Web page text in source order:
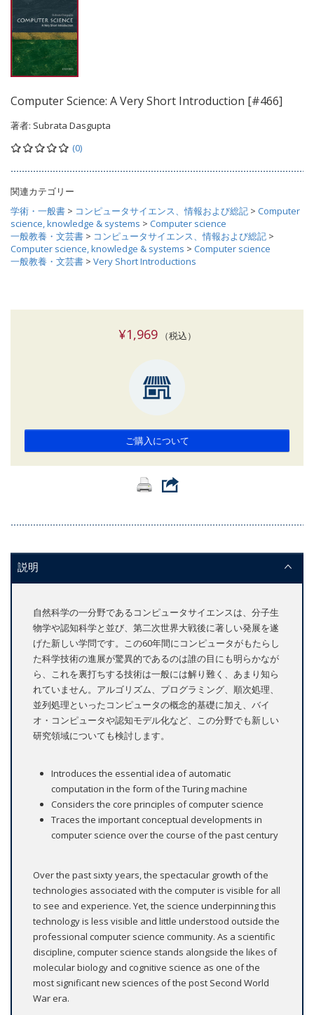
Computer Science: A Very Short Introduction [#466]
著者: Subrata Dasgupta
(0)
関連カテゴリー
学術・一般書 > コンピュータサイエンス、情報および総記 > Computer
science, knowledge & systems > Computer science
一般教養・文芸書 > コンピュータサイエンス、情報および総記 >
Computer science, knowledge & systems > Computer science
一般教養・文芸書 > Very Short Introductions
¥1,969（税込）
ご購入について
説明
自然科学の一分野であるコンピュータサイエンスは、分子生
物学や認知科学と並び、第二次世界大戦後に著しい発展を遂
げた新しい学問です。この60年間にコンピュータがもたらし
た科学技術の進展が驚異的であるのは誰の目にも明らかなが
ら、これを裏打ちする技術は一般には解り難く、あまり知ら
れていません。アルゴリズム、プログラミング、順次処理、
並列処理といったコンピュータの概念的基礎に加え、バイ
オ・コンピュータや認知モデル化など、この分野でも新しい
研究領域についても検討します。
Introduces the essential idea of automatic
computation in the form of the Turing machine
Considers the core principles of computer science
Traces the important conceptual developments in
computer science over the course of the past century
Over the past sixty years, the spectacular growth of the
technologies associated with the computer is visible for all
to see and experience. Yet, the science underpinning this
technology is less visible and little understood outside the
professional computer science community. As a scientific
discipline, computer science stands alongside the likes of
molecular biology and cognitive science as one of the
most significant new sciences of the post Second World
War era.